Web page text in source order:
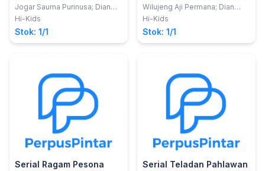
Pandi di Karnaval
Gorontalo
Jogar Sauma Purinusa; Dian
Mardianto
Hi-Kids
Stok: 1/1
dan Kisah Kota Beradat
Wilujeng Aji Permana; Dian
Mardianto
Hi-Kids
Stok: 1/1
Serial Ragam Pesona Serial Teladan Pahlawan